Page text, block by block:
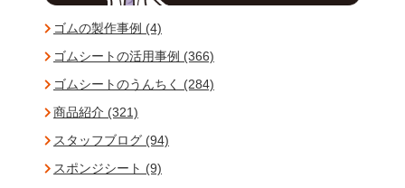
ゴムの製作事例 (4)
ゴムシートの活用事例 (366)
ゴムシートのうんちく (284)
商品紹介 (321)
スタッフブログ (94)
スポンジシート (9)